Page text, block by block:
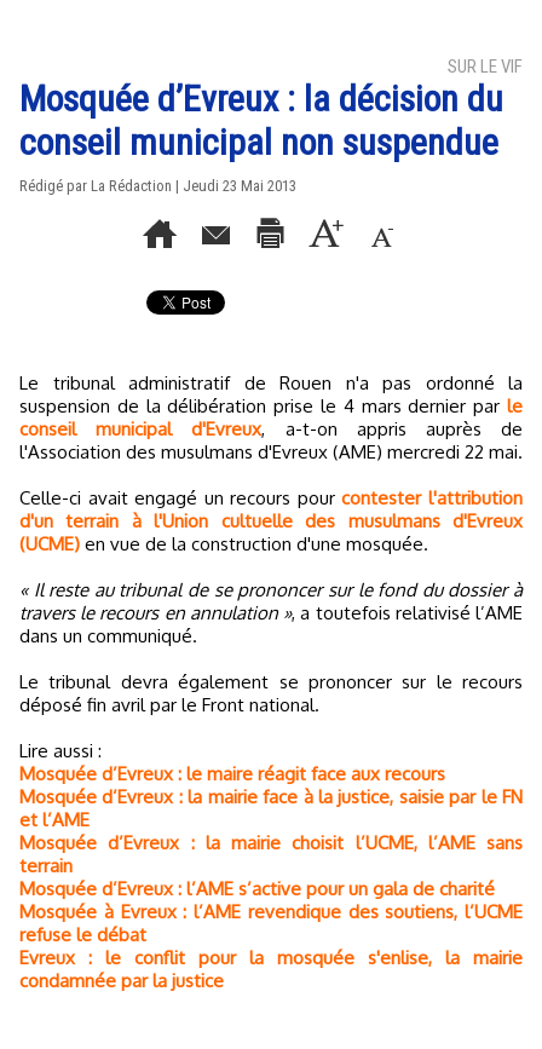
SUR LE VIF
Mosquée d’Evreux : la décision du
conseil municipal non suspendue
Rédigé par La Rédaction | Jeudi 23 Mai 2013
Le tribunal administratif de Rouen n'a pas ordonné la
suspension de la délibération prise le 4 mars dernier par le
conseil municipal d'Evreux, a-t-on appris auprès de
l'Association des musulmans d'Evreux (AME) mercredi 22 mai.
Celle-ci avait engagé un recours pourcontester l'attribution
d'un terrain à l'Union cultuelle des musulmans d'Evreux
(UCME) en vue de la construction d'une mosquée.
« Il reste au tribunal de se prononcer sur le fond du dossier à
travers le recours en annulation », a toutefois relativisé l’AME
dans un communiqué.
Le tribunal devra également se prononcer sur le recours
déposé fin avril par le Front national.
Lire aussi :
Mosquée d’Evreux : le maire réagit face aux recours
Mosquée d’Evreux : la mairie face à la justice, saisie par le FN
et l’AME
Mosquée d’Evreux : la mairie choisit l’UCME, l’AME sans
terrain
Mosquée d’Evreux : l’AME s’active pour un gala de charité
Mosquée à Evreux : l’AME revendique des soutiens, l’UCME
refuse le débat
Evreux : le conflit pour la mosquée s'enlise, la mairie
condamnée par la justice